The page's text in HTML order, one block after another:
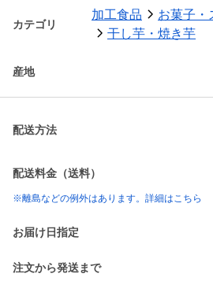
カテゴリ
加工食品
お菓子・
干し芋・焼き芋
産地
配送方法
配送料金（送料）
※離島などの例外はあります。詳細はこちら
お届け日指定
注文から発送まで